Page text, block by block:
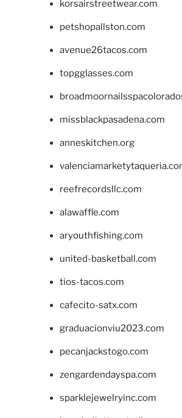
korsairstreetwear.com
petshopallston.com
avenue26tacos.com
topgglasses.com
missblackpasadena.com
anneskitchen.org
reefrecordsllc.com
alawaffle.com
aryouthfishing.com
united-basketball.com
tios-tacos.com
cafecito-satx.com
graduacionviu2023.com
pecanjackstogo.com
zengardendayspa.com
sparklejewelryinc.com